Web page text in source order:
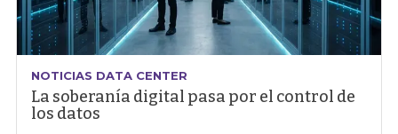
NOTICIAS DATA CENTER
La soberanía digital pasa por el control de
los datos